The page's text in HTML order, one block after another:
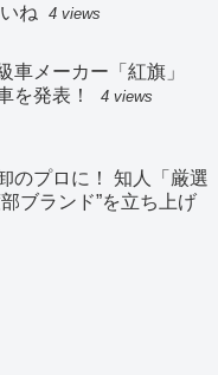
ね
4 views
車メーカー「紅旗」
を発表！
4 views
のプロに！ 知人「厳選
ブランド”を立ち上げ